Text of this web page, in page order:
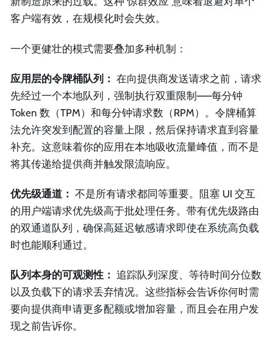
客户端有效，在规模化时会失效。
一个更健壮的模式需要叠加多种机制：
应用层的令牌桶队列： 在向提供商发送请求之前，请求
先经过一个本地队列，强制执行双重限制——每分钟
Token 数（TPM）和每分钟请求数（RPM）。令牌桶算
法允许突发到配置的容量上限，然后保持请求直到容量
补充。这意味着你的应用在本地吸收流量峰值，而不是
将其传递给提供商并触发限流响应。
优先级通道： 不是所有请求都同等重要。阻塞 UI 交互
的用户端请求优先级高于批处理任务。带有优先级路由
的双通道队列，确保高延迟敏感请求即使在系统高负载
时也能顺利通过。
队列本身的可观测性： 追踪队列深度、等待时间分位数
以及负载下的请求丢弃情况。这些指标会告诉你何时需
要向提供商申请更多配额或增加容量，而且会在用户发
现之前告诉你。